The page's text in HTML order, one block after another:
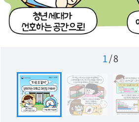
1/8